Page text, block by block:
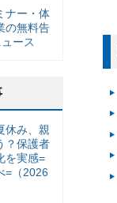
ナー・体
の無料告
ース
休み、親
？保護者
を実感=
=（2026